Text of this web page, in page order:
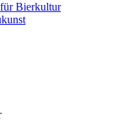
Bierkultur